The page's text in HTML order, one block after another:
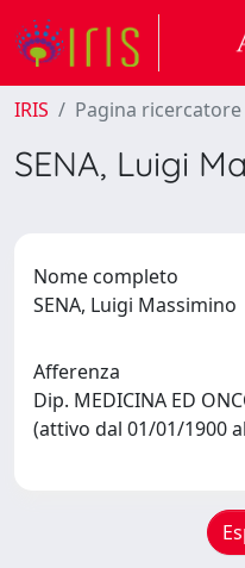
IRIS Pagina ricercatore
SENA, Luigi
Nome completo
SENA, Luigi Massimino
Afferenza
Dip. MEDICINA ED
(attivo dal 01/01/1900